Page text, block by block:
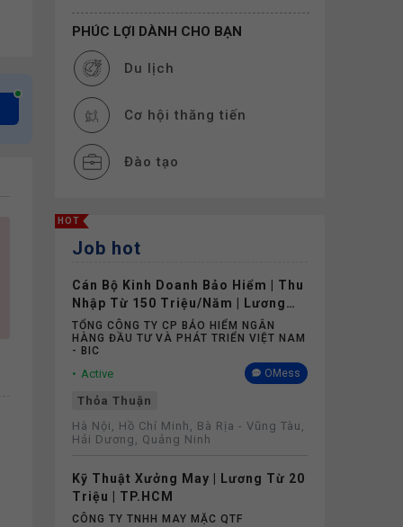
PHÚC LỢI DÀNH CHO BẠN
Du lịch
Cơ hội thăng tiến
Đào tạo
Phụ cấp
Bảo hiểm
HOT
Job hot
Cán Bộ Kinh Doanh Bảo Hiểm | Thu
Nhập Từ 150 Triệu/Năm | Lương
Cứng Không Phụ Thuộc Doanh Số
TỔNG CÔNG TY CP BẢO HIỂM NGÂN
HÀNG ĐẦU TƯ VÀ PHÁT TRIỂN VIỆT NAM
- BIC
Active OMess
Thỏa Thuận
Hà Nội, Hồ Chí Minh, Bà Rịa - Vũng Tàu,
Hải Dương, Quảng Ninh
Kỹ Thuật Xưởng May | Lương Từ 20
Triệu | TP.HCM
CÔNG TY TNHH MAY MẶC QTF